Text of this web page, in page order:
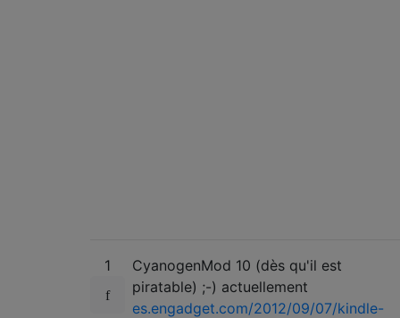
1
CyanogenMod 10 (dès qu'il est
piratable) ;-) actuellement
es.engadget.com/2012/09/07/kindle-